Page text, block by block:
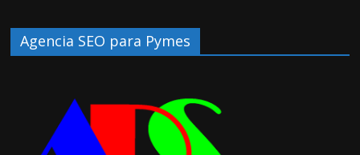
Agencia SEO para Pymes